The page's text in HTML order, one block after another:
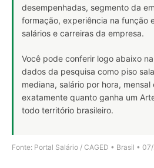
desempenhadas, segmento da
formação, experiência na função
salários e carreiras da empresa.
Você pode conferir logo abaixo na
dados da pesquisa como piso
mediana, salário por hora,
exatamente quanto ganha um
todo território brasileiro.
Fonte: Portal Salário / CAGED • Brasil •